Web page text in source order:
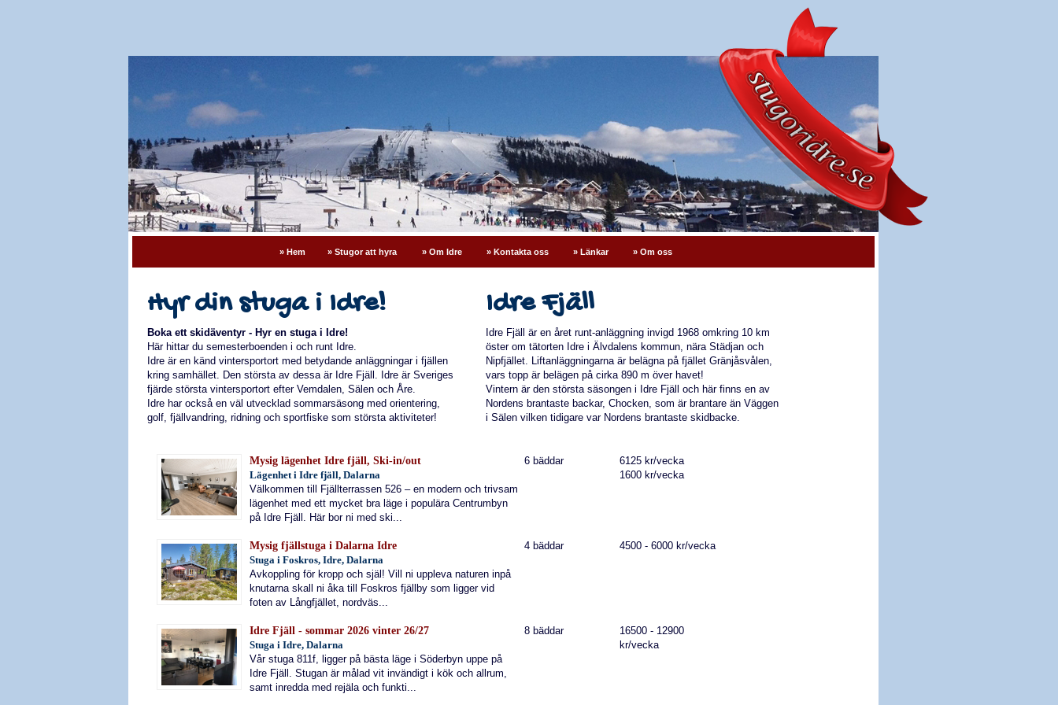
» Hem » Stugor att hyra » Om Idre » Kontakta oss » Länkar » Om oss
Hyr din stuga i Idre!
Boka ett skidäventyr - Hyr en stuga i Idre!
Här hittar du semesterboenden i och runt Idre.
Idre är en känd vintersportort med betydande anläggningar i fjällen
kring samhället. Den största av dessa är Idre Fjäll. Idre är Sveriges
fjärde största vintersportort efter Vemdalen, Sälen och Åre.
Idre har också en väl utvecklad sommarsäsong med orientering,
golf, fjällvandring, ridning och sportfiske som största aktiviteter!
Idre Fjäll
Idre Fjäll är en året runt-anläggning invigd 1968 omkring 10 km
öster om tätorten Idre i Älvdalens kommun, nära Städjan och
Nipfjället. Liftanläggningarna är belägna på fjället Gränjåsvålen,
vars topp är belägen på cirka 890 m över havet!
Vintern är den största säsongen i Idre Fjäll och här finns en av
Nordens brantaste backar, Chocken, som är brantare än Väggen
i Sälen vilken tidigare var Nordens brantaste skidbacke.
Mysig lägenhet Idre fjäll, Ski-in/out
Lägenhet i Idre fjäll, Dalarna
Välkommen till Fjällterrassen 526 – en modern och trivsam
lägenhet med ett mycket bra läge i populära Centrumbyn
på Idre Fjäll. Här bor ni med ski...
6 bäddar
6125 kr/vecka
1600 kr/vecka
Mysig fjällstuga i Dalarna Idre
Stuga i Foskros, Idre, Dalarna
Avkoppling för kropp och själ! Vill ni uppleva naturen inpå
knutarna skall ni åka till Foskros fjällby som ligger vid
foten av Långfjället, nordväs...
4 bäddar 4500 - 6000 kr/vecka
Idre Fjäll - sommar 2026 vinter 26/27
Stuga i Idre, Dalarna
Vår stuga 811f, ligger på bästa läge i Söderbyn uppe på
Idre Fjäll. Stugan är målad vit invändigt i kök och allrum,
samt inredda med rejäla och funkti...
8 bäddar
16500 - 12900
kr/vecka